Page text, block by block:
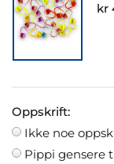
kr
Oppskrift:
Ikke noe
Pippi gensere